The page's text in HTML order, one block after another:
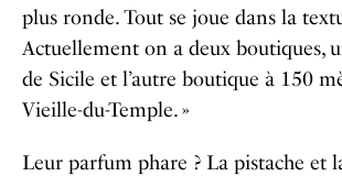
plus ronde. Tout se joue dans la
Actuellement on a deux boutiques,
de Sicile et l’autre boutique à 150
Vieille-du-Temple. »
Leur parfum phare ? La pistache et